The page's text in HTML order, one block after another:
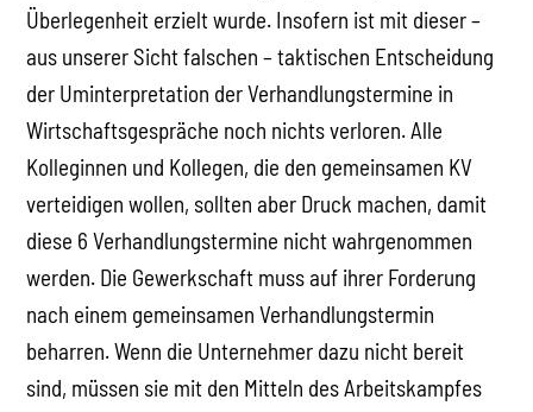
Überlegenheit erzielt wurde. Insofern ist mit dieser –
aus unserer Sicht falschen – taktischen Entscheidung
der Uminterpretation der Verhandlungstermine in
Wirtschaftsgespräche noch nichts verloren. Alle
Kolleginnen und Kollegen, die den gemeinsamen KV
verteidigen wollen, sollten aber Druck machen, damit
diese 6 Verhandlungstermine nicht wahrgenommen
werden. Die Gewerkschaft muss auf ihrer Forderung
nach einem gemeinsamen Verhandlungstermin
beharren. Wenn die Unternehmer dazu nicht bereit
sind, müssen sie mit den Mitteln des Arbeitskampfes